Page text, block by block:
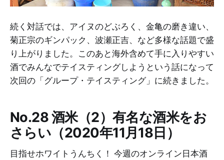
続く対話では、アイヌのどぶろく、金亀の磨き違い、
菊正宗のギンパック、波瀬正吉、など多様な話題で盛
り上がりました。このあと海外含めて手に入りやすい
酒でみんなでテイスティングしようという話になって
次回の「グループ・テイスティング」に続きました。
No.28 酒米（2）有名な酒米をお
さらい（2020年11月18日）
目指せホワイトうんちく！ 今週のオンライン日本酒